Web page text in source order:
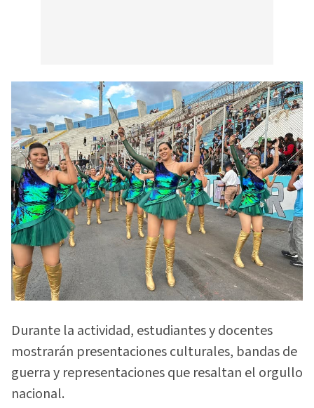
Durante la actividad, estudiantes y docentes
mostrarán presentaciones culturales, bandas de
guerra y representaciones que resaltan el orgullo
nacional.